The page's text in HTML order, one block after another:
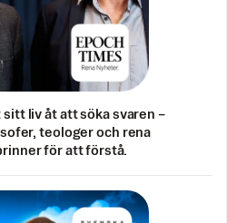
liv åt att söka svaren –
teologer och rena
för att förstå.